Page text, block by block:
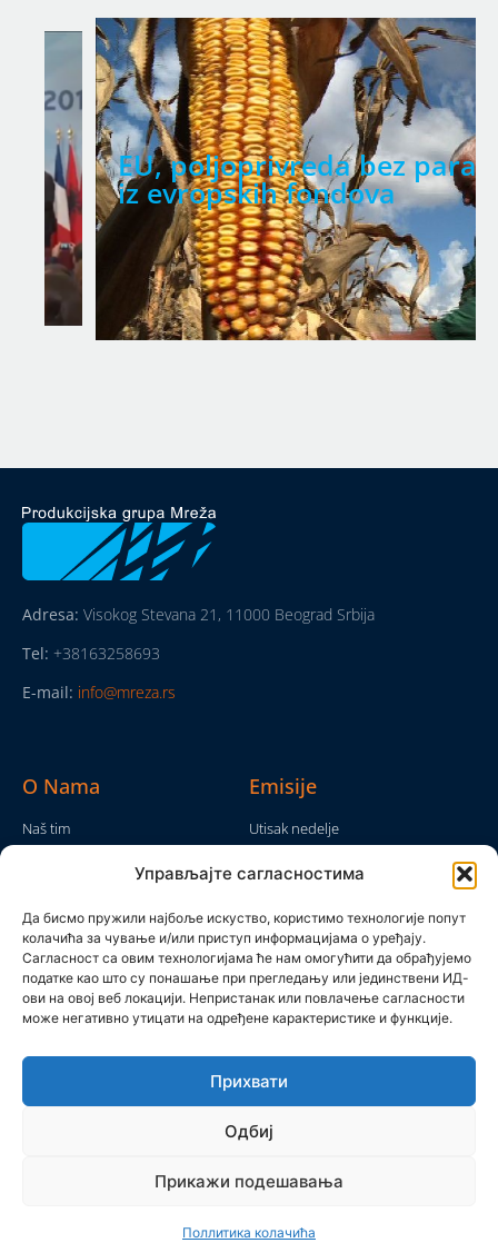
Управљајте сагласностима
Да бисмо пружили најбоље искуство, користимо технологије попут
колачића за чување и/или приступ информацијама о уређају.
Сагласност са овим технологијама ће нам омогућити да обрађујемо
податке као што су понашање при прегледању или јединствени ИД-
ови на овој веб локацији. Непристанак или повлачење сагласности
може негативно утицати на одређене карактеристике и функције.
Прихвати
Одбиј
Прикажи подешавања
Поллитика колачића
EU, poljoprivreda bez para
iz evropskih fondova
Adresa: Visokog Stevana 21, 11000 Beograd Srbija
Tel: +38163258693
E-mail: info@mreza.rs
O Nama
Naš tim
Politika privatnosti
Kontakt
Emisije
Utisak nedelje
Moram da kažem
Brojke i bajke
Ostale emisije
Pronađite nas
Produkcijska grupa Mreža 2025 © All rights reserved